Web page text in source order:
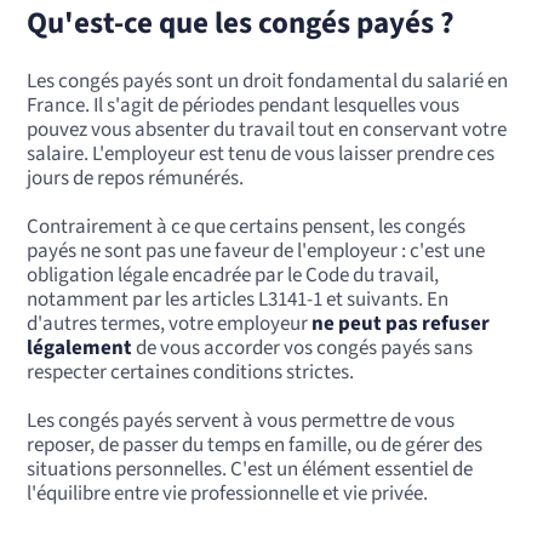
Qu'est-ce que les congés payés ?
Les congés payés sont un droit fondamental du salarié en
France. Il s'agit de périodes pendant lesquelles vous
pouvez vous absenter du travail tout en conservant votre
salaire. L'employeur est tenu de vous laisser prendre ces
jours de repos rémunérés.
Contrairement à ce que certains pensent, les congés
payés ne sont pas une faveur de l'employeur : c'est une
obligation légale encadrée par le Code du travail,
notamment par les articles L3141-1 et suivants. En
d'autres termes, votre employeurne peut pas refuser
légalementde vous accorder vos congés payés sans
respecter certaines conditions strictes.
Les congés payés servent à vous permettre de vous
reposer, de passer du temps en famille, ou de gérer des
situations personnelles. C'est un élément essentiel de
l'équilibre entre vie professionnelle et vie privée.